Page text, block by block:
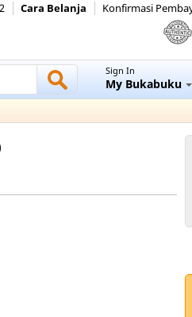
Cara Belanja Konfirmasi
Sign In
My Bukabuku